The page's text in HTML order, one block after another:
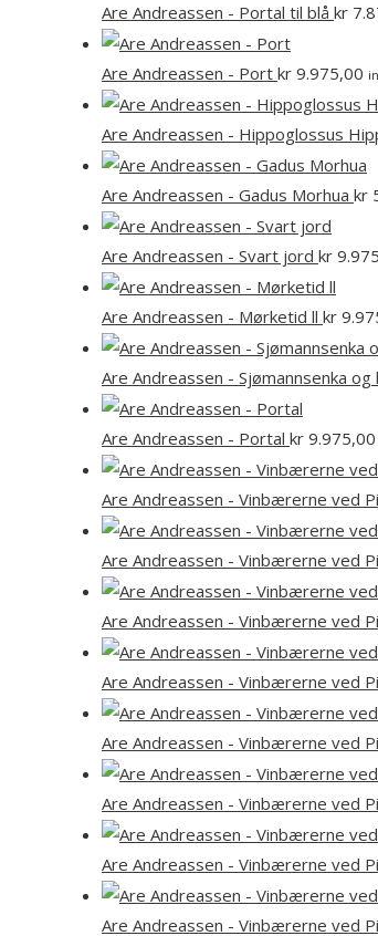
Are Andreassen - Portal til blå kr
Are Andreassen - Port kr 9.975,00
Are Andreassen - Hippoglossus
Are Andreassen - Gadus Morhua kr
Are Andreassen - Svart jord kr
Are Andreassen - Mørketid ll kr
Are Andreassen - Sjømannsenka og
Are Andreassen - Portal kr 9.975,00
Are Andreassen - Vinbærerne ved
Are Andreassen - Vinbærerne ved
Are Andreassen - Vinbærerne ved
Are Andreassen - Vinbærerne ved
Are Andreassen - Vinbærerne ved
Are Andreassen - Vinbærerne ved
Are Andreassen - Vinbærerne ved
Are Andreassen - Vinbærerne ved